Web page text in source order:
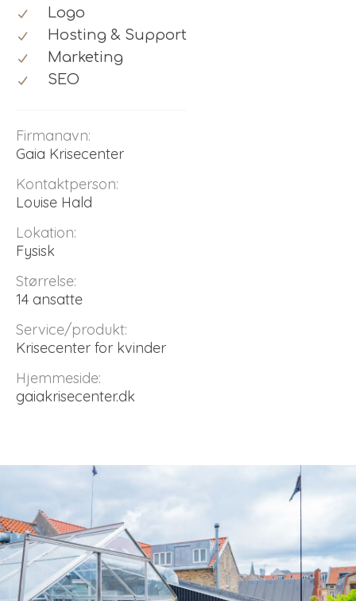
Logo
Hosting & Support
Marketing
SEO
Firmanavn:
Gaia Krisecenter
Kontaktperson:
Louise Hald
Lokation:
Fysisk
Størrelse:
14 ansatte
Service/produkt:
Krisecenter for kvinder
Hjemmeside:
gaiakrisecenter.dk